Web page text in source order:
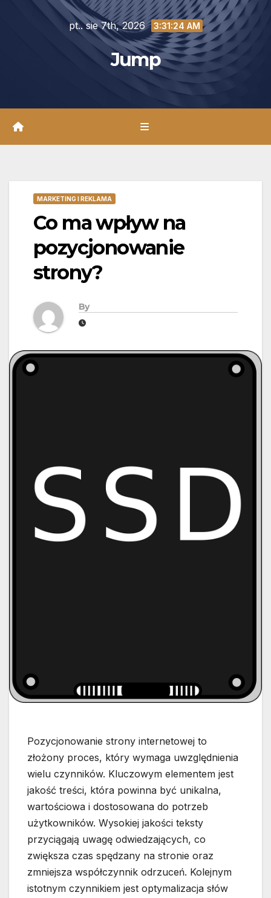
pt.. sie 7th, 2026 3:31:25 AM
Jump
MARKETING I REKLAMA
Co ma wpływ na
pozycjonowanie
strony?
By
Pozycjonowanie strony internetowej to
złożony proces, który wymaga uwzględnienia
wielu czynników. Kluczowym elementem jest
jakość treści, która powinna być unikalna,
wartościowa i dostosowana do potrzeb
użytkowników. Wysokiej jakości teksty
przyciągają uwagę odwiedzających, co
zwiększa czas spędzany na stronie oraz
zmniejsza współczynnik odrzuceń. Kolejnym
istotnym czynnikiem jest optymalizacja słów